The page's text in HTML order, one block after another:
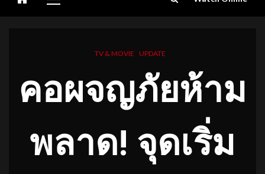
TV & MOVIE UPDATE
คอผจญภัยห้าม
พลาด! จุดเริ่ม